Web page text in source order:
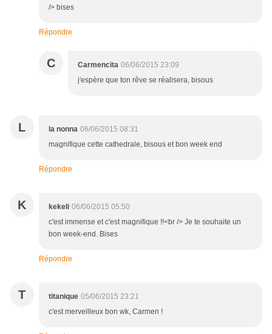
/> bises
Répondre
C Carmencita 06/06/2015 23:09
j'espère que ton rêve se réalisera, bisous
L la nonna 06/06/2015 08:31
magnifique cette cathedrale, bisous et bon week end
Répondre
K kekeli 06/06/2015 05:50
c'est immense et c'est magnifique !!<br /> Je te souhaite un
bon week-end. Bises
Répondre
T titanique 05/06/2015 23:21
c'est merveilleux bon wk, Carmen !